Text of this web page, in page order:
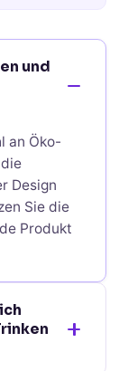
und
an Öko-
Design
Sie die
Produkt